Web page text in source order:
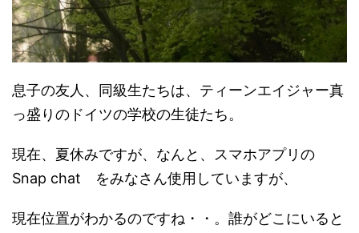
息子の友人、同級生たちは、ティーンエイジャー真
っ盛りのドイツの学校の生徒たち。
現在、夏休みですが、なんと、スマホアプリの
Snap chat をみなさん使用していますが、
現在位置がわかるのですね・・。誰がどこにいると